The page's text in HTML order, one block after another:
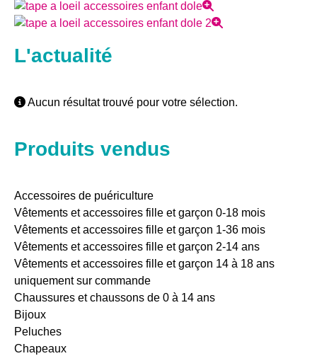
L'actualité
Aucun résultat trouvé pour votre sélection.
Produits vendus
Accessoires de puériculture
Vêtements et accessoires fille et garçon 0-18 mois
Vêtements et accessoires fille et garçon 1-36 mois
Vêtements et accessoires fille et garçon 2-14 ans
Vêtements et accessoires fille et garçon 14 à 18 ans
uniquement sur commande
Chaussures et chaussons de 0 à 14 ans
Bijoux
Peluches
Chapeaux